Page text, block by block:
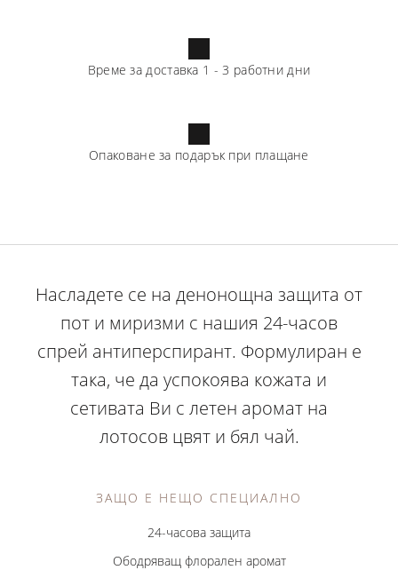
Време за доставка 1 - 3 работни дни
Опаковане за подарък при плащане
Насладете се на денонощна защита от
пот и миризми с нашия 24-часов
спрей антиперспирант. Формулиран е
така, че да успокоява кожата и
сетивата Ви с летен аромат на
лотосов цвят и бял чай.
ЗАЩО Е НЕЩО СПЕЦИАЛНО
24-часова защита
Ободряващ флорален аромат